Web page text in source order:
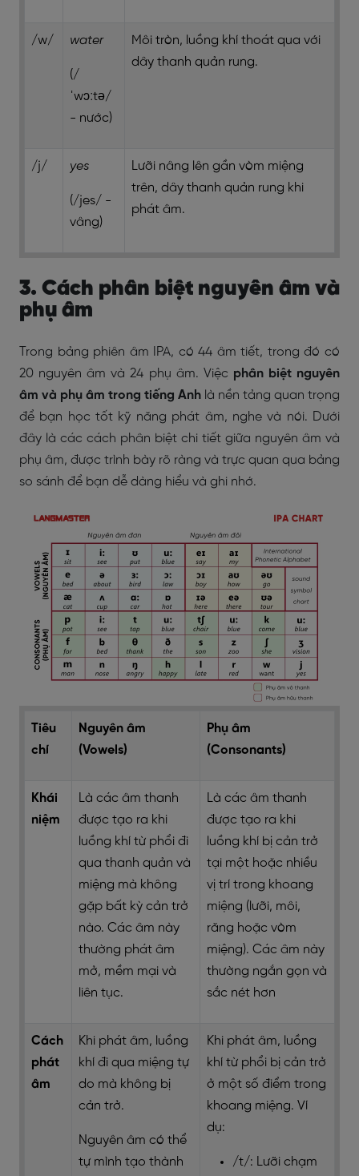
/w/ water
(/
ˈwɔːtə/
- nước)
Môi tròn, luồng khí thoát qua với
dây thanh quản rung.
/j/ yes
(/jes/ -
vâng)
Lưỡi nâng lên gần vòm miệng
trên, dây thanh quản rung khi
phát âm.
3. Cách phân biệt nguyên âm và
phụ âm
Trong bảng phiên âm IPA, có 44 âm tiết, trong đó có
20 nguyên âm và 24 phụ âm. Việc phân biệt nguyên
âm và phụ âm trong tiếng Anh là nền tảng quan trọng
để bạn học tốt kỹ năng phát âm, nghe và nói. Dưới
đây là các cách phân biệt chi tiết giữa nguyên âm và
phụ âm, được trình bày rõ ràng và trực quan qua bảng
so sánh để bạn dễ dàng hiểu và ghi nhớ.
Tiêu
chí
Nguyên âm
(Vowels)
Phụ âm
(Consonants)
Khái
niệm
Là các âm thanh
được tạo ra khi
luồng khí từ phổi đi
qua thanh quản và
miệng mà không
gặp bất kỳ cản trở
nào. Các âm này
thường phát âm
mở, mềm mại và
liên tục.
Là các âm thanh
được tạo ra khi
luồng khí bị cản trở
tại một hoặc nhiều
vị trí trong khoang
miệng (lưỡi, môi,
răng hoặc vòm
miệng). Các âm này
thường ngắn gọn và
sắc nét hơn
Cách
phát
âm
Khi phát âm, luồng
khí đi qua miệng tự
do mà không bị
cản trở.
Nguyên âm có thể
tự mình tạo thành
Khi phát âm, luồng
khí từ phổi bị cản trở
ở một số điểm trong
khoang miệng. Ví
dụ:
/t/: Lưỡi chạm